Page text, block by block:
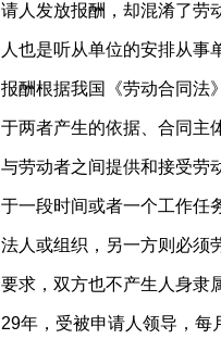
请人发放报酬，却混淆了劳
人也是听从单位的安排从事
报酬根据我国《劳动合同法
于两者产生的依据、合同主
与劳动者之间提供和接受劳
于一段时间或者一个工作任
法人或组织，另一方则必须
要求，双方也不产生人身隶
29年，受被申请人领导，每